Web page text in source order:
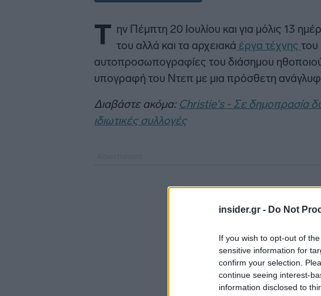
insider.gr - Do Not
If you wish to opt-out of
sensitive information for
confirm your selection.
continue seeing interest-
information disclosed to
Τ ην Πέμπτη 20 Ιουλίου και για μόλις 13
του αλλά και τα αρχειακά έργα τέχνης του
αυτοπροσωπογραφίες του διάσημου
υπογραφή του Ντεπ με μια πρόσθετη
Διαβάστε ακόμα: Christie's - Σε δημοπρασία
ιδιωτικές συλλογές